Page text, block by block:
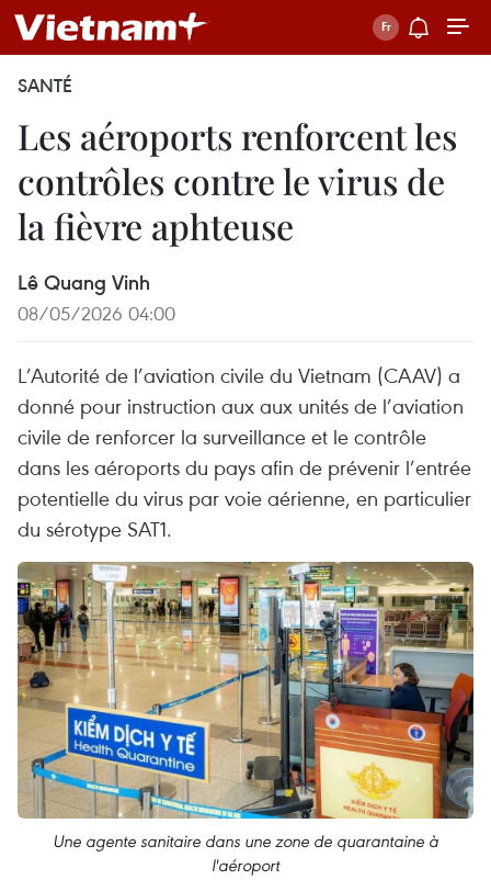
SANTÉ
Les aéroports renforcent les
contrôles contre le virus de
la fièvre aphteuse
Lê Quang Vinh
08/05/2026 04:00
L’Autorité de l’aviation civile du Vietnam (CAAV) a
donné pour instruction aux aux unités de l’aviation
civile de renforcer la surveillance et le contrôle
dans les aéroports du pays afin de prévenir l’entrée
potentielle du virus par voie aérienne, en particulier
du sérotype SAT1.
Une agente sanitaire dans une zone de quarantaine à
l'aéroport